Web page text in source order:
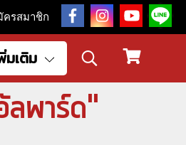
ครสมาชิก
มเติม
ลพาร์ด"